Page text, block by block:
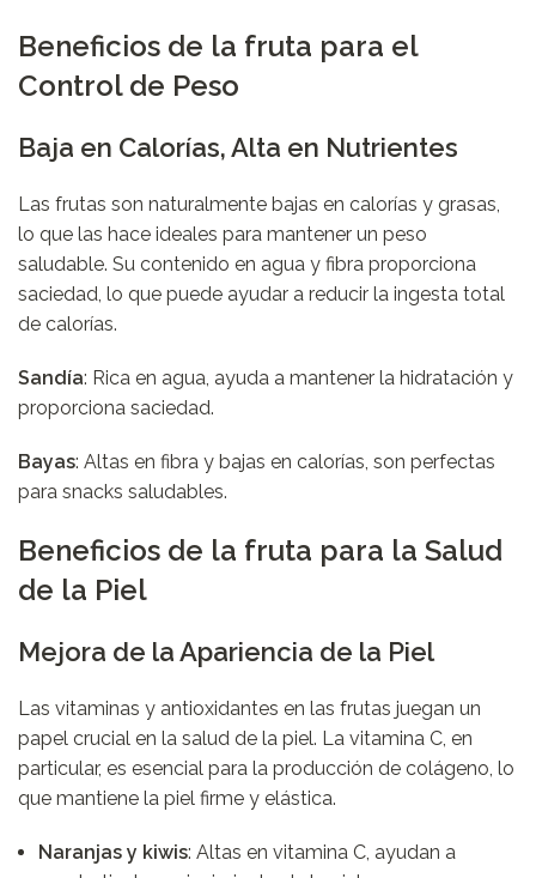
Beneficios de la fruta para el
Control de Peso
Baja en Calorías, Alta en Nutrientes
Las frutas son naturalmente bajas en calorías y grasas,
lo que las hace ideales para mantener un peso
saludable. Su contenido en agua y fibra proporciona
saciedad, lo que puede ayudar a reducir la ingesta total
de calorías.
Sandía: Rica en agua, ayuda a mantener la hidratación y
proporciona saciedad.
Bayas: Altas en fibra y bajas en calorías, son perfectas
para snacks saludables.
Beneficios de la fruta para la Salud
de la Piel
Mejora de la Apariencia de la Piel
Las vitaminas y antioxidantes en las frutas juegan un
papel crucial en la salud de la piel. La vitamina C, en
particular, es esencial para la producción de colágeno, lo
que mantiene la piel firme y elástica.
Naranjas y kiwis: Altas en vitamina C, ayudan a